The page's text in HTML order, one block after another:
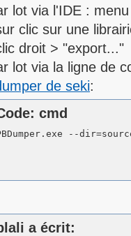
lot via l'IDE :
clic sur une
droit > "export..."
lot via la ligne de
de seki:
cmd
a écrit: